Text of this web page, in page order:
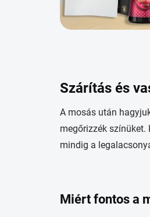
Szárítás és
A mosás után
megőrizzék színüket.
mindig a
Miért fontos a